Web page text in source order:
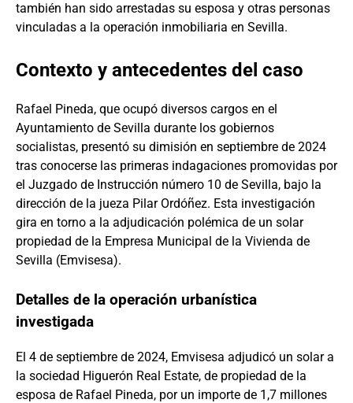
también han sido arrestadas su esposa y otras personas
vinculadas a la operación inmobiliaria en Sevilla.
Contexto y antecedentes del caso
Rafael Pineda, que ocupó diversos cargos en el
Ayuntamiento de Sevilla durante los gobiernos
socialistas, presentó su dimisión en septiembre de 2024
tras conocerse las primeras indagaciones promovidas por
el Juzgado de Instrucción número 10 de Sevilla, bajo la
dirección de la jueza Pilar Ordóñez. Esta investigación
gira en torno a la adjudicación polémica de un solar
propiedad de la Empresa Municipal de la Vivienda de
Sevilla (Emvisesa).
Detalles de la operación urbanística
investigada
El 4 de septiembre de 2024, Emvisesa adjudicó un solar a
la sociedad Higuerón Real Estate, de propiedad de la
esposa de Rafael Pineda, por un importe de 1,7 millones